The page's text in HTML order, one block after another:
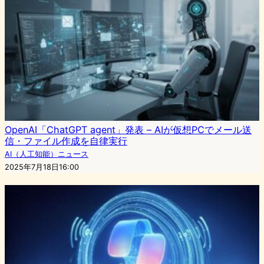
OpenAI「ChatGPT agent」発表 – AIが仮想PCでメール送
信・ファイル作成を自律実行
AI（人工知能）ニュース
2025年7月18日16:00